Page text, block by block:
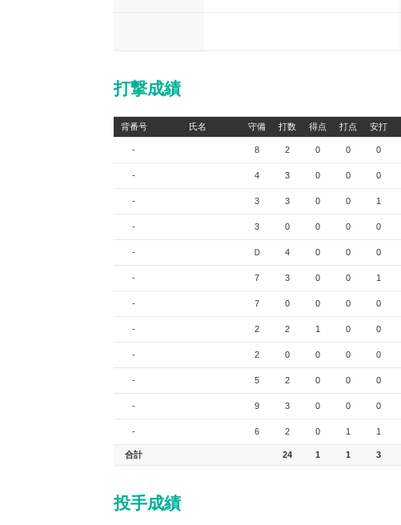
打撃成績
背番号 氏名 守備 打数 得点 打点 安打
- 8 2 0 0 0
- 4 3 0 0 0
- 3 3 0 0 1
- 3 0 0 0 0
- Ｄ 4 0 0 0
- 7 3 0 0 1
- 7 0 0 0 0
- 2 2 1 0 0
- 2 0 0 0 0
- 5 2 0 0 0
- 9 3 0 0 0
- 6 2 0 1 1
合計 24 1 1 3
投手成績